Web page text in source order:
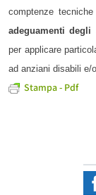
comptenze
adeguamenti degli
per applicare
ad anziani disabili e/
Stampa - Pdf